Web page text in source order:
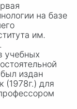
на базе
им.
учебных
издан
(1978г.) для